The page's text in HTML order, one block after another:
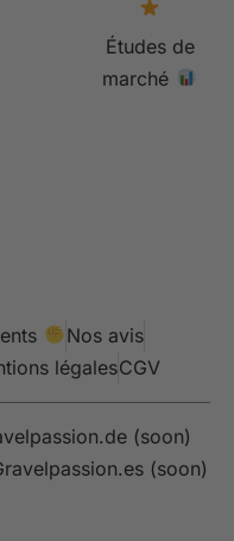
Études de
marché
Nos avis
légalesCGV
(soon)
(soon)